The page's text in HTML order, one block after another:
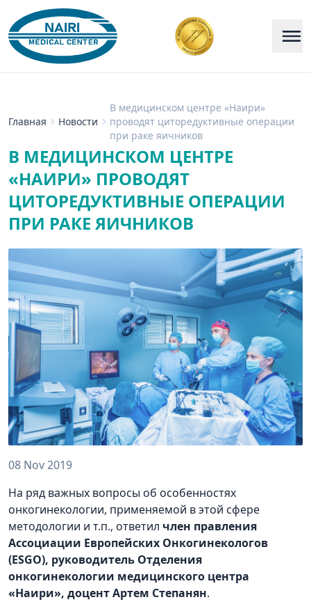
Главная Новости
В медицинском центре «Наири»
проводят циторедуктивные операции
при раке яичников
В МЕДИЦИНСКОМ ЦЕНТРЕ
«НАИРИ» ПРОВОДЯТ
ЦИТОРЕДУКТИВНЫЕ ОПЕРАЦИИ
ПРИ РАКЕ ЯИЧНИКОВ
08 Nov 2019
На ряд важных вопросы об особенностях
онкогинекологии, применяемой в этой сфере
методологии и т.п., ответил член правления
Ассоциации Европейских Онкогинекологов
(ESGO), руководитель Отделения
онкогинекологии медицинского центра
«Наири», доцент Артем Степанян.